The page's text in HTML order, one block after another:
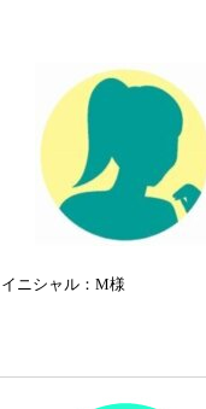
イニシャル：M様